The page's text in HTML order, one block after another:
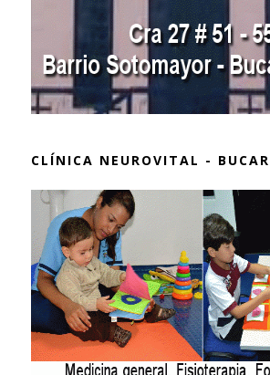
CLÍNICA NEUROVITAL -